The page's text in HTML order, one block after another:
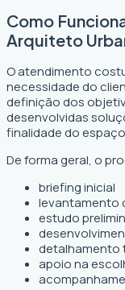
Como
Arquiteto
O atendimento
necessidade do
definição dos
desenvolvidas
finalidade do
De forma geral, o
briefing inicial
levantamento
estudo
detalhamento
apoio na